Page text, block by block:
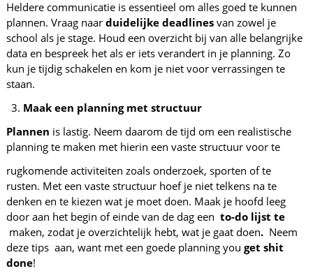
Heldere communicatie is essentieel om alles goed te kunnen
plannen. Vraag naar duidelijke deadlines van zowel je
school als je stage. Houd een overzicht bij van alle belangrijke
data en bespreek het als er iets verandert in je planning. Zo
kun je tijdig schakelen en kom je niet voor verrassingen te
staan.
Maak een planning met structuur
Plannen is lastig. Neem daarom de tijd om een realistische
planning te maken met hierin een vaste structuur voor te
rugkomende activiteiten zoals onderzoek, sporten of te
rusten. Met een vaste structuur hoef je niet telkens na te
denken en te kiezen wat je moet doen. Maak je hoofd leeg
door aan het begin of einde van de dag een to-do lijst te
maken, zodat je overzichtelijk hebt, wat je gaat doen. Neem
deze tips aan, want met een goede planning you get shit
done!